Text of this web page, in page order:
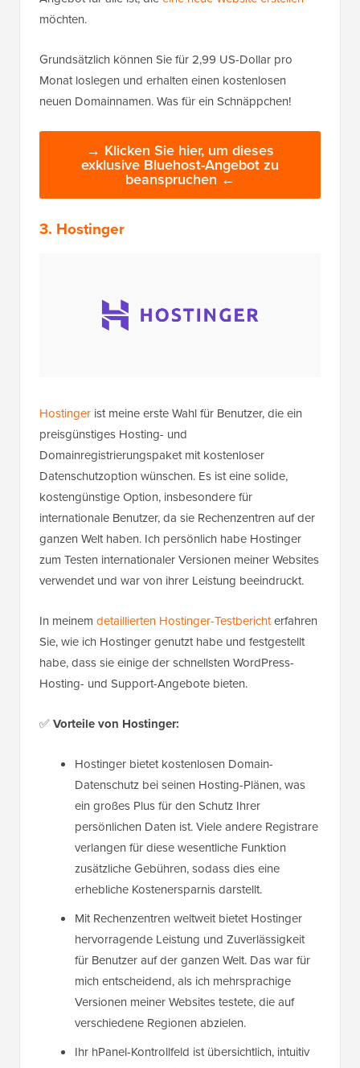
möchten.
Grundsätzlich können Sie für 2,99 US-Dollar pro
Monat loslegen und erhalten einen kostenlosen
neuen Domainnamen. Was für ein Schnäppchen!
→ Klicken Sie hier, um dieses
exklusive Bluehost-Angebot zu
beanspruchen ←
3. Hostinger
Hostinger ist meine erste Wahl für Benutzer, die ein
preisgünstiges Hosting- und
Domainregistrierungspaket mit kostenloser
Datenschutzoption wünschen. Es ist eine solide,
kostengünstige Option, insbesondere für
internationale Benutzer, da sie Rechenzentren auf der
ganzen Welt haben. Ich persönlich habe Hostinger
zum Testen internationaler Versionen meiner Websites
verwendet und war von ihrer Leistung beeindruckt.
In meinem detaillierten Hostinger-Testberichterfahren
Sie, wie ich Hostinger genutzt habe und festgestellt
habe, dass sie einige der schnellsten WordPress-
Hosting- und Support-Angebote bieten.
✅Vorteile von Hostinger:
Hostinger bietet kostenlosen Domain-
Datenschutz bei seinen Hosting-Plänen, was
ein großes Plus für den Schutz Ihrer
persönlichen Daten ist. Viele andere Registrare
verlangen für diese wesentliche Funktion
zusätzliche Gebühren, sodass dies eine
erhebliche Kostenersparnis darstellt.
Mit Rechenzentren weltweit bietet Hostinger
hervorragende Leistung und Zuverlässigkeit
für Benutzer auf der ganzen Welt. Das war für
mich entscheidend, als ich mehrsprachige
Versionen meiner Websites testete, die auf
verschiedene Regionen abzielen.
Ihr hPanel-Kontrollfeld ist übersichtlich, intuitiv